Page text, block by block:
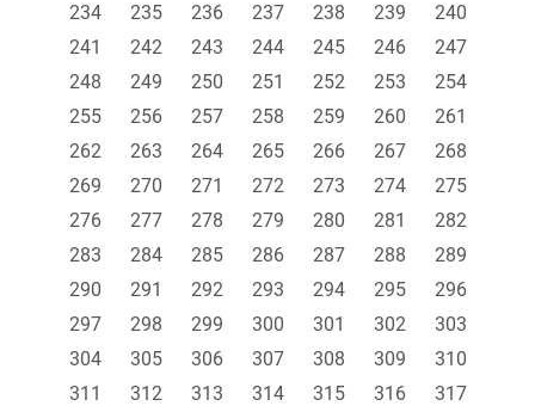
234
235 236 237 238 239
240
241
242 243 244 245 246
247
248
249 250 251 252 253
254
255
256 257 258 259 260
261
262
263 264 265 266 267
268
269
270 271 272 273 274
275
276
277 278 279 280 281
282
283
284 285 286 287 288
289
290
291 292 293 294 295
296
297
298 299 300 301 302
303
304
305 306 307 308 309
310
311
312 313 314 315 316
317